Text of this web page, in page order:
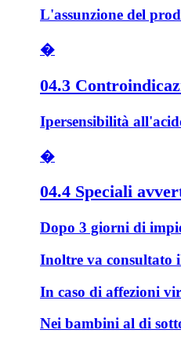
L'assunzione del
�
04.3
Ipersensibilità
�
04.4 Speciali
Dopo 3 giorni di
Inoltre va consultato
In caso di affezioni
Nei bambini al di